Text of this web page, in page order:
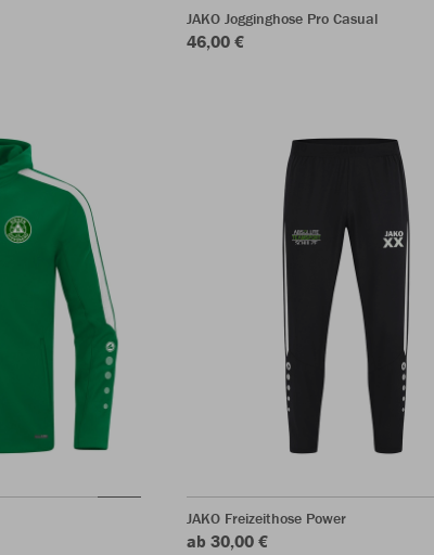
JAKO Jogginghose Pro Casual
46,00 €
JAKO Freizeithose Power
ab 30,00 €